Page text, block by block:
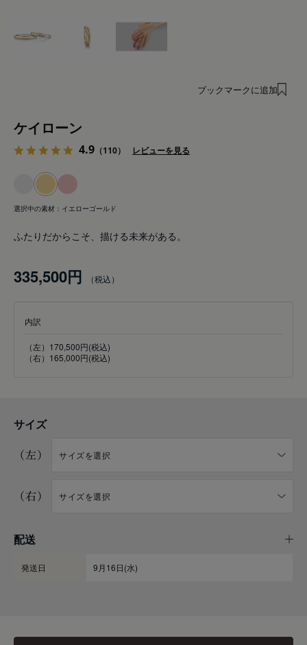
ブックマークに追加
ケイローン
4.9 （110） レビューを見る
選択中の素材： イエローゴールド
ふたりだからこそ、描ける未来がある。
335,500円
内訳
（左）170,500円(税込)
（右）165,000円(税込)
サイズ
（左）
（右）
配送
発送日 9月16日(水)